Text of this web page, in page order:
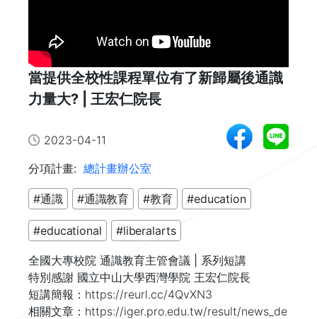
當提供全校性課程單位有了新歸屬後通識
力量大? | 王宏仁院長
2023-04-11
分項計畫: 總計畫辦公室
#通識 #通識教育 #教育 #education
#educational #liberalarts
全國大專校院 通識教育主管會議 | 系列短講
特別感謝 國立中山大學西灣學院 王宏仁院長
短講簡報： https://reurl.cc/4QvXN3
相關文章： https://iger.pro.edu.tw/result/news_de